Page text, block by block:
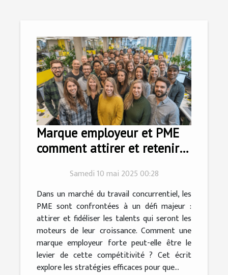
Marque employeur et PME
comment attirer et retenir
Samedi 10 mai 2025 00:28
Dans un marché du travail concurrentiel, les
PME sont confrontées à un défi majeur :
attirer et fidéliser les talents qui seront les
moteurs de leur croissance. Comment une
marque employeur forte peut-elle être le
levier de cette compétitivité ? Cet écrit
explore les stratégies efficaces pour que...